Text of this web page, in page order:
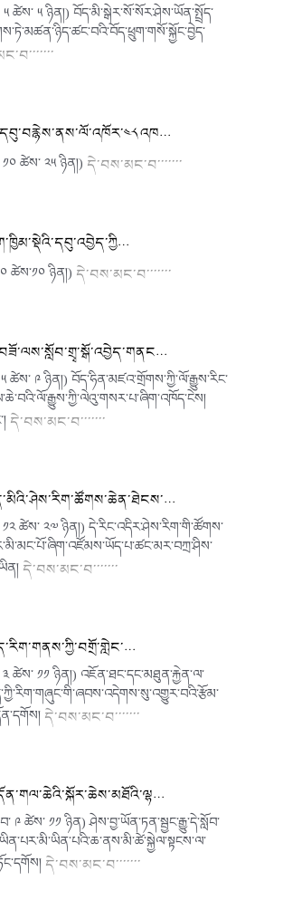
ཚེས་ ༥ ཉིན།) བོད་མི་སྒེར་སོ་སོར་ཤེས་ཡོན་སྤྲོད་
འཁ…
ཚེས་ ༢༥ ཉིན།) དེ་བས་མང་བ་་་་་་་
ཚེས་༡༠ ཉིན།) དེ་བས་མང་བ་་་་་་་
ཚེས་ ༩ ཉིན།) བོད་ཧིན་མཛའ་གྲོགས་ཀྱི་ལོ་རྒྱུས་རིང་
དེ་བས་མང་བ་་་་་་་
ཚེས་ ༢༧ ཉིན།) དེ་རིང་འདིར་ཤེས་རིག་གི་ཚོགས་
དེ་བས་མང་བ་་་་་་་
ཚེས་ ༡༡ ཉིན།) འཇོན་ཐང་དང༌མཐུན་རྐྱེན་ལ་
དེ་བས་མང་བ་་་་་་་
༩ ཚེས་ ༡༡ ཉིན) ཤེས་བྱ་ཡོན་ཏན་སྦྱང་རྒྱུ་དེ་སློབ་
དེ་བས་མང་བ་་་་་་་